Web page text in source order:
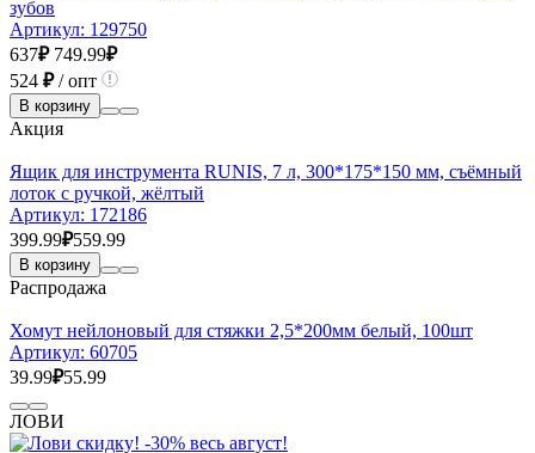
зубов
Артикул: 129750
637₽ 749.99₽
524 ₽/ опт
В корзину
Акция
Ящик для инструмента RUNIS, 7 л, 300*175*150 мм, съёмный
лоток с ручкой, жёлтый
Артикул: 172186
399.99₽559.99
В корзину
Распродажа
Хомут нейлоновый для стяжки 2,5*200мм белый, 100шт
Артикул: 60705
39.99₽55.99
ЛОВИ